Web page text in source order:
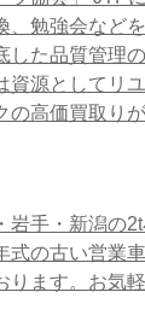
、勉強会など
した品質管理
資源としてリ
の高価買取り
岩手・新潟の
式の古い営業
ります。お気